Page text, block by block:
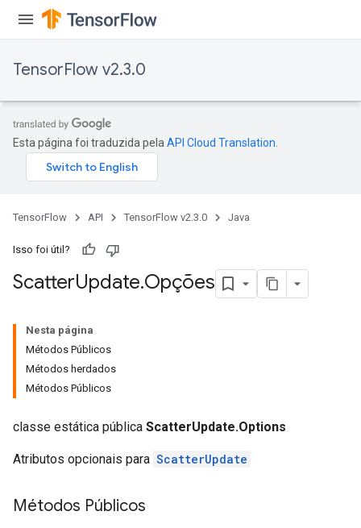
TensorFlow v2.3.0
Esta página foi traduzida pela API Cloud Translation
TensorFlow API TensorFlow v2.3.0 Java
Isso foi útil?
ScatterUpdate.Opções
Nesta página
Métodos Públicos
Métodos herdados
Métodos Públicos
classe estática pública ScatterUpdate.Options
Atributos opcionais para ScatterUpdate
Métodos Públicos